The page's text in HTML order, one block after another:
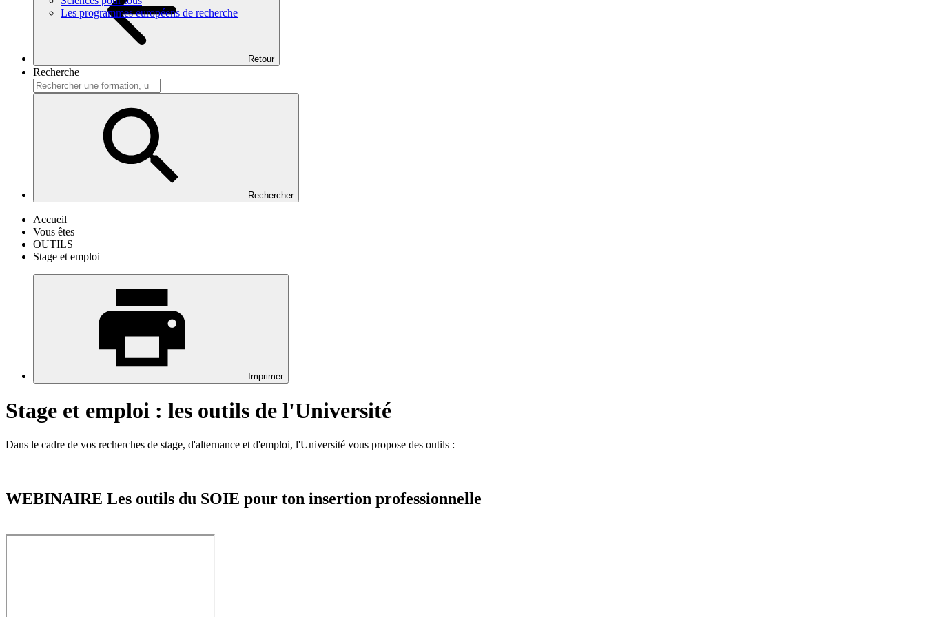
Les programmes européens de recherche
Retour
Recherche
Rechercher
Accueil
Vous êtes
OUTILS
Stage et emploi
Imprimer
Stage et emploi : les outils de l'Université
Dans le cadre de vos recherches de stage, d'alternance et d'emploi, l'Université vous propose des outils :
WEBINAIRE Les outils du SOIE pour ton insertion professionnelle